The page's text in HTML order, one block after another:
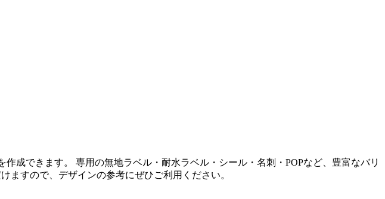
成できます。 専用の無地ラベル・耐水ラベル・シール・名刺・POPなど、豊富なバリ
ますので、デザインの参考にぜひご利用ください。